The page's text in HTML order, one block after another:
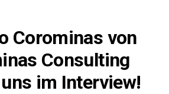
Corominas von
Consulting
im Interview!